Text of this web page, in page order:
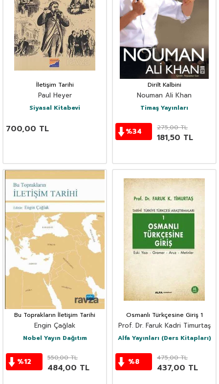
İletişim Tarihi
Paul Heyer
Siyasal Kitabevi
700,00 TL
Dirilt Kalbini
Nouman Ali Khan
Timaş Yayınları
%34 275,00TL
181,50 TL
Bu Toprakların İletişim Tarihi
Engin Çağlak
Nobel Yayın Dağıtım
%12 550,00TL
484,00 TL
Osmanlı Türkçesine Giriş 1
Prof. Dr. Faruk Kadri Timurtaş
Alfa Yayınları (Ders Kitapları)
%8 475,00TL
437,00 TL